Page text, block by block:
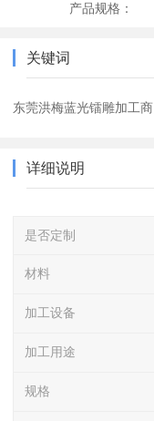
产品规格：
关键词
东莞洪梅蓝光镭雕加工商
详细说明
是否定制
材料
加工设备
加工用途
规格